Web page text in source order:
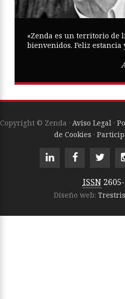
«Zenda es un territorio de
bienvenidos. Feliz estancia
Copyright © Zenda · Aviso Legal ·
de Cookies ·
ISSN
Diseño web: